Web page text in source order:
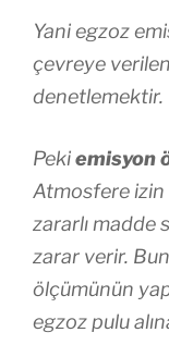
Yani egzoz
çevreye
denetlemektir.
Pekiemisyon
Atmosfere
zararlı madde
zarar verir.
ölçümünün
egzoz pulu